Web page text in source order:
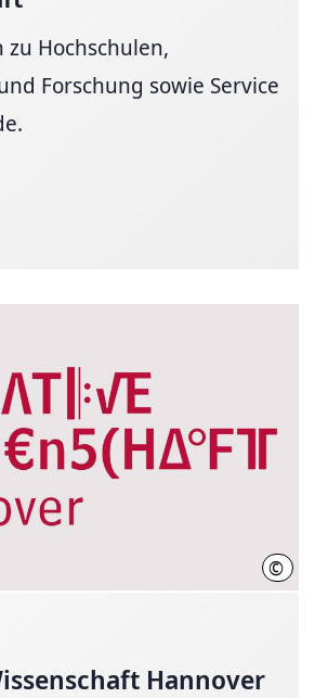
Hochschulen,
Forschung sowie Service
©
Hannover